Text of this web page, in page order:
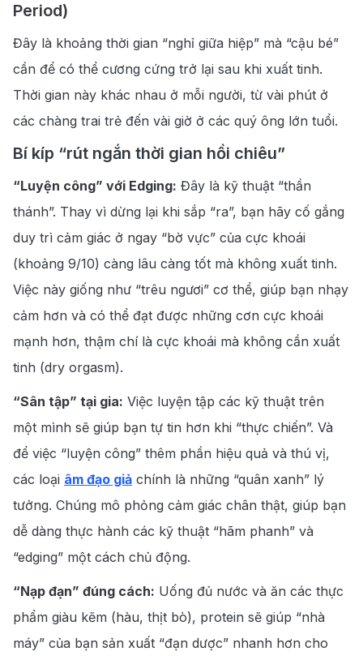
Period)
Đây là khoảng thời gian “nghỉ giữa hiệp” mà “cậu bé”
cần để có thể cương cứng trở lại sau khi xuất tinh.
Thời gian này khác nhau ở mỗi người, từ vài phút ở
các chàng trai trẻ đến vài giờ ở các quý ông lớn tuổi.
Bí kíp “rút ngắn thời gian hồi chiêu”
“Luyện công” với Edging: Đây là kỹ thuật “thần
thánh”. Thay vì dừng lại khi sắp “ra”, bạn hãy cố gắng
duy trì cảm giác ở ngay “bờ vực” của cực khoái
(khoảng 9/10) càng lâu càng tốt mà không xuất tinh.
Việc này giống như “trêu ngươi” cơ thể, giúp bạn nhạy
cảm hơn và có thể đạt được những cơn cực khoái
mạnh hơn, thậm chí là cực khoái mà không cần xuất
tinh (dry orgasm).
“Sân tập” tại gia: Việc luyện tập các kỹ thuật trên
một mình sẽ giúp bạn tự tin hơn khi “thực chiến”. Và
để việc “luyện công” thêm phần hiệu quả và thú vị,
các loại âm đạo giả chính là những “quân xanh” lý
tưởng. Chúng mô phỏng cảm giác chân thật, giúp bạn
dễ dàng thực hành các kỹ thuật “hãm phanh” và
“edging” một cách chủ động.
“Nạp đạn” đúng cách: Uống đủ nước và ăn các thực
phẩm giàu kẽm (hàu, thịt bò), protein sẽ giúp “nhà
máy” của bạn sản xuất “đạn dược” nhanh hơn cho